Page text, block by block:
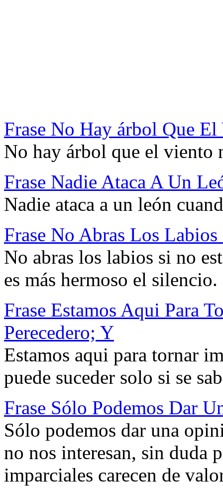
Frase No Hay árbol Que
No hay árbol que el viento
Frase Nadie Ataca A Un
Nadie ataca a un león
Frase No Abras Los
No abras los labios si no
es más hermoso el silencio.
Frase Estamos Aqui Para
Perecedero; Y
Estamos aqui para tornar
puede suceder solo si se
Frase Sólo Podemos Dar
Sólo podemos dar una
no nos interesan, sin duda
imparciales carecen de